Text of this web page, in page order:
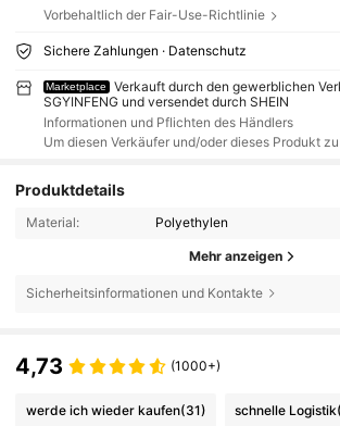
Vorbehaltlich der Fair-Use-Richtlinie
Sichere Zahlungen · Datenschutz
Marketplace
Verkauft durch den gewerblichen
SGYINFENG und versendet durch SHEIN
Informationen und Pflichten des Händlers
Um diesen Verkäufer und/oder dieses Produkt
Produktdetails
Material: Polyethylen
Mehr anzeigen
Sicherheitsinformationen und Kontakte
4,73 (1000+)
werde ich wieder kaufen(31) schnelle Logistik